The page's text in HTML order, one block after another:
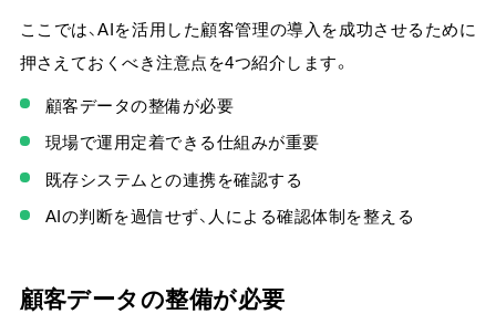
ここでは、AIを活用した顧客管理の導入を成功させるために
押さえておくべき注意点を4つ紹介 します。
顧客データの整備が必要
現場で運用定着できる仕組みが重要
既存システムとの連携を確認する
AIの判断を過信せず、人による確認体制を整える
顧客データの整備が必要